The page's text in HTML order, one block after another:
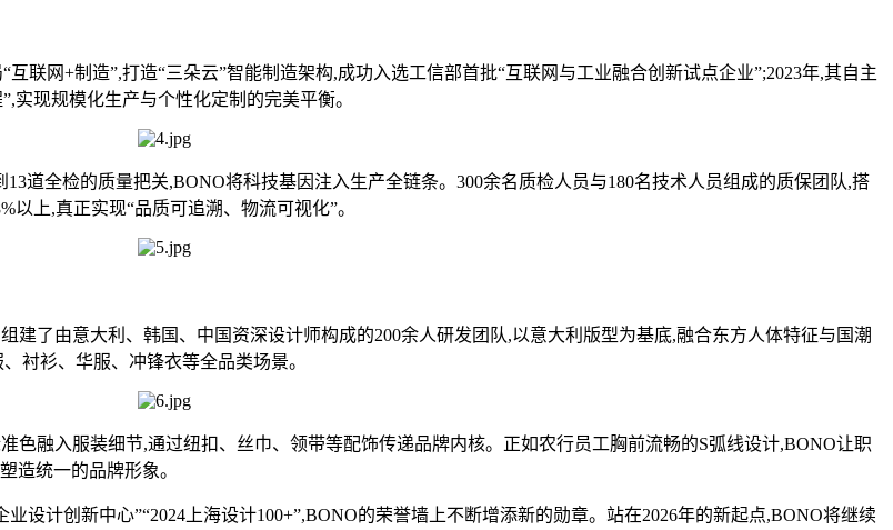
网+制造”,打造“三朵云”智能制造架构,成功入选工信部首批“互联网与工业融合创新试点企业”;2023年,其自主
实现规模化生产与个性化定制的完美平衡。
全检的质量把关,BONO将科技基因注入生产全链条。300余名质检人员与180名技术人员组成的质保团队,搭
上,真正实现“品质可追溯、物流可视化”。
了由意大利、韩国、中国资深设计师构成的200余人研发团队,以意大利版型为基底,融合东方人体特征与国潮
衬衫、华服、冲锋衣等全品类场景。
融入服装细节,通过纽扣、丝巾、领带等配饰传递品牌内核。正如农行员工胸前流畅的S弧线设计,BONO让职
造统一的品牌形象。
计创新中心”“2024上海设计100+”,BONO的荣誉墙上不断增添新的勋章。站在2026年的新起点,BONO将继续